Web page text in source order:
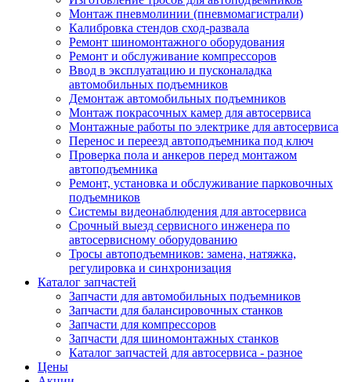
Монтаж пневмолинии (пневмомагистрали)
Калибровка стендов сход-развала
Ремонт шиномонтажного оборудования
Ремонт и обслуживание компрессоров
Ввод в эксплуатацию и пусконаладка
автомобильных подъемников
Демонтаж автомобильных подъемников
Монтаж покрасочных камер для автосервиса
Монтажные работы по электрике для автосервиса
Перенос и переезд автоподъемника под ключ
Проверка пола и анкеров перед монтажом
автоподъемника
Ремонт, установка и обслуживание парковочных
подъемников
Системы видеонаблюдения для автосервиса
Срочный выезд сервисного инженера по
автосервисному оборудованию
Тросы автоподъемников: замена, натяжка,
регулировка и синхронизация
Каталог запчастей
Запчасти для автомобильных подъемников
Запчасти для балансировочных станков
Запчасти для компрессоров
Запчасти для шиномонтажных станков
Каталог запчастей для автосервиса - разное
Цены